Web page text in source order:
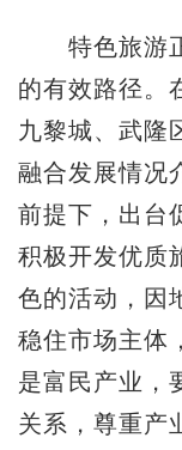
特色旅游正
的有效路径。
九黎城、武隆
融合发展情况
前提下，出台
积极开发优质
色的活动，因
稳住市场主体
是富民产业，
关系，尊重产